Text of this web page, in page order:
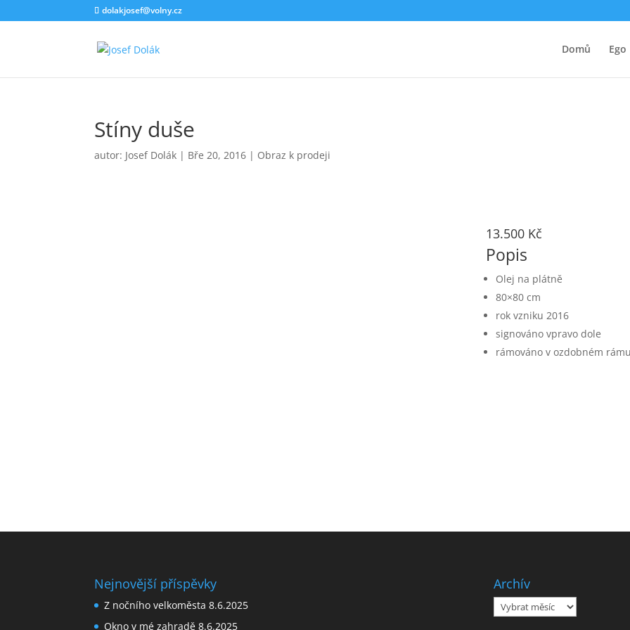
dolakjosef@volny.cz
Domů Ego
Stíny duše
autor: Josef Dolák | Bře 20, 2016 | Obraz k prodeji
13.500 Kč
Popis
Olej na plátně
80×80 cm
rok vzniku 2016
signováno vpravo dole
rámováno v ozdobném
Nejnovější příspěvky
Z nočního velkoměsta 8.6.2025
Okno v mé zahradě 8.6.2025
Archív
Archív